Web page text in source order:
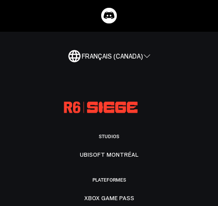
FRANÇAIS (CANADA)
STUDIOS
UBISOFT MONTRÉAL
PLATEFORMES
XBOX GAME PASS